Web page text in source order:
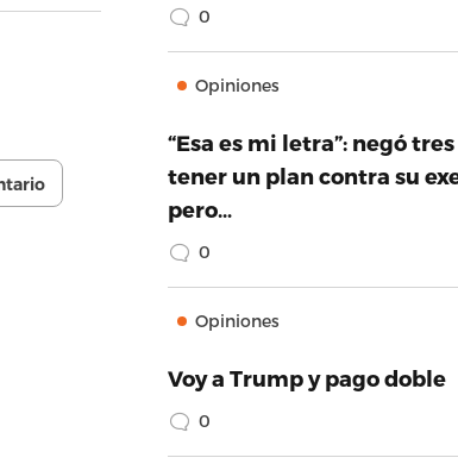
0
Opiniones
“Esa es mi letra”: negó
tener un plan contra su
pero…
0
Opiniones
Voy a Trump y pago doble
0